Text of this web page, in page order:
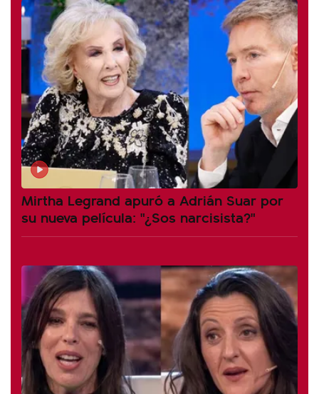
Mirtha Legrand apuró a Adrián Suar por
su nueva película: "¿Sos narcisista?"